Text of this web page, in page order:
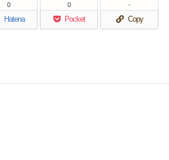
Hatena
0
Pocket
0
Copy
-